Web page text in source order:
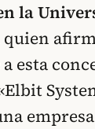
la
quien
esta
empresa